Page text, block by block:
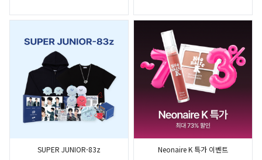
SUPER JUNIOR-83z
Neonaire K 특가 이벤트